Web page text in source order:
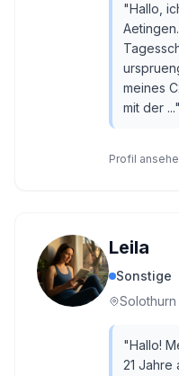
"Hallo,
meines
mit der ..."
Profil
Leila
Sonstige
Solothurn
"Hallo!
21 Jahre